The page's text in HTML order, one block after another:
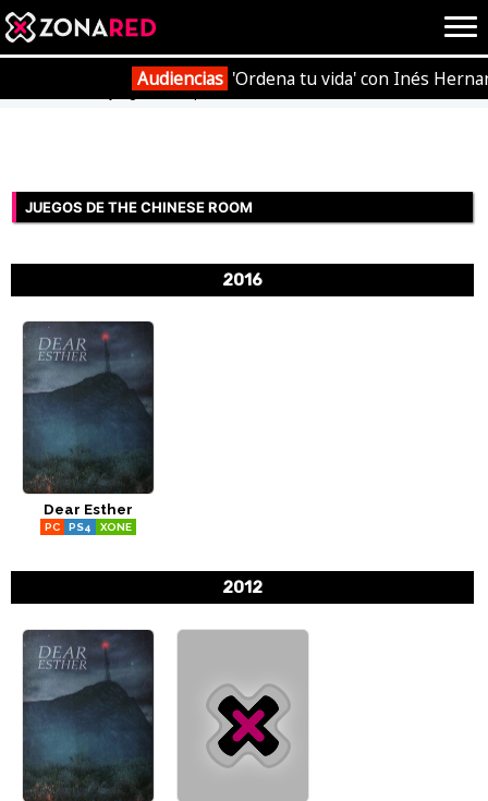
{literal}{/literal}
HOME JUEGOS
REPORTAJES
TRUCOS
Audiencias 'Ordena tu vida' con Inés
Videojuegos Empresas
JUEGOS DE THE CHINESE ROOM
2016
Dear Esther
PC PS4 XONE
2012